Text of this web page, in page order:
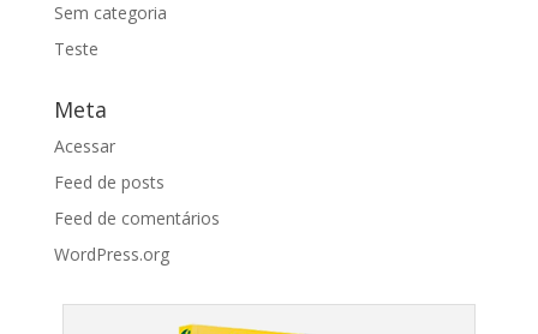
Sem categoria
Teste
Meta
Acessar
Feed de posts
Feed de comentários
WordPress.org